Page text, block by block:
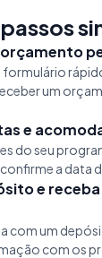
formulário
um
e
do seu
a data
e receba
com um
com os